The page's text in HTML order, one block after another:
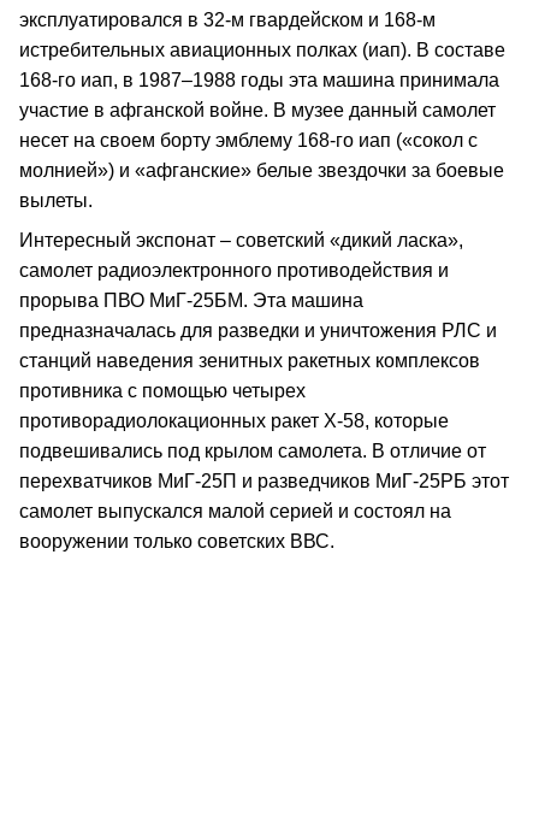
эксплуатировался в 32-м гвардейском и 168-м
истребительных авиационных полках (иап). В составе
168-го иап, в 1987–1988 годы эта машина принимала
участие в афганской войне. В музее данный самолет
несет на своем борту эмблему 168-го иап («сокол с
молнией») и «афганские» белые звездочки за боевые
вылеты.
Интересный экспонат – советский «дикий ласка»,
самолет радиоэлектронного противодействия и
прорыва ПВО МиГ-25БМ. Эта машина
предназначалась для разведки и уничтожения РЛС и
станций наведения зенитных ракетных комплексов
противника с помощью четырех
противорадиолокационных ракет Х-58, которые
подвешивались под крылом самолета. В отличие от
перехватчиков МиГ-25П и разведчиков МиГ-25РБ этот
самолет выпускался малой серией и состоял на
вооружении только советских ВВС.